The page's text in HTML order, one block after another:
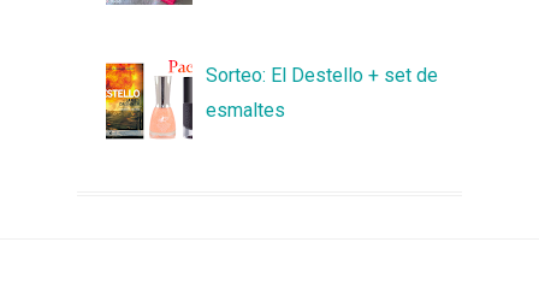
Sorteo: El Destello + set de
esmaltes